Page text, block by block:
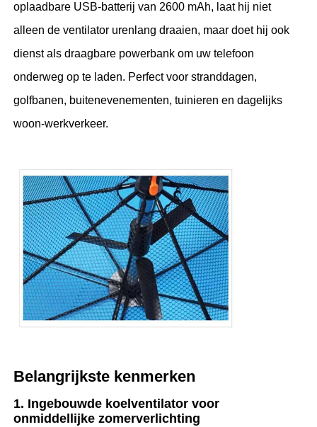
Wandelende paraplu's
Compacte paraplu's
relatiegeschenken paraplu's
Winddichte paraplu's
Automatische open paraplu's
Omgekeerde paraplu's
Houten paraplu's
Kinderparaplu's
oplaadbare USB-batterij van 2600 mAh, laat hij niet
alleen de ventilator urenlang draaien, maar doet hij ook
dienst als draagbare powerbank om uw telefoon
onderweg op te laden. Perfect voor stranddagen,
golfbanen, buitenevenementen, tuinieren en dagelijks
woon-werkverkeer.
Belangrijkste kenmerken
1. Ingebouwde koelventilator voor
onmiddellijke zomerverlichting